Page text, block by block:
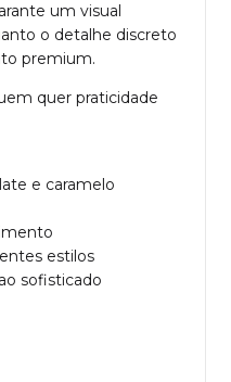
um visual
o detalhe discreto
premium.
quer praticidade
e caramelo
estilos
sofisticado